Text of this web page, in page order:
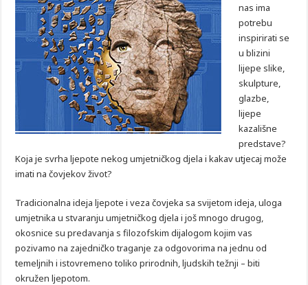
nas ima
potrebu
inspirirati se
u blizini
lijepe slike,
skulpture,
glazbe,
lijepe
kazališne
predstave?
Koja je svrha ljepote nekog umjetničkog djela i kakav utjecaj može
imati na čovjekov život?
Tradicionalna ideja ljepote i veza čovjeka sa svijetom ideja, uloga
umjetnika u stvaranju umjetničkog djela i još mnogo drugog,
okosnice su predavanja s filozofskim dijalogom kojim vas
pozivamo na zajedničko traganje za odgovorima na jednu od
temeljnih i istovremeno toliko prirodnih, ljudskih težnji – biti
okružen ljepotom.